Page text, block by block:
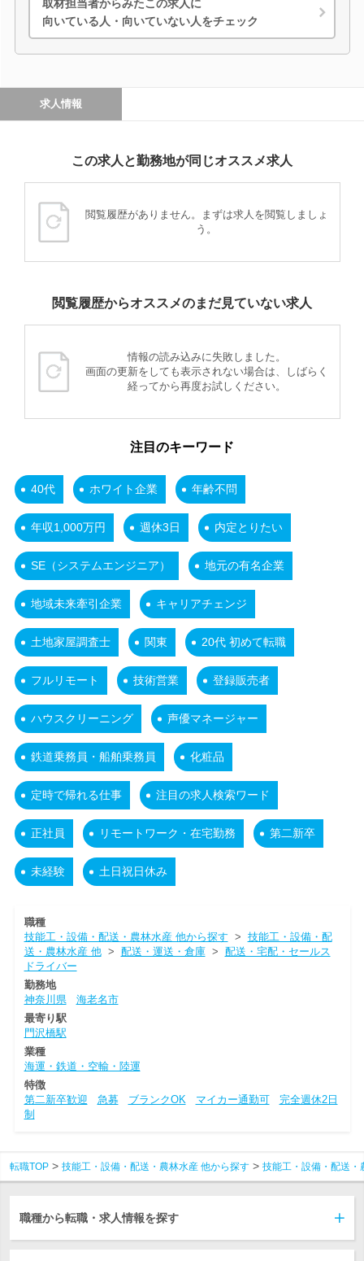
取材担当者からみたこの求人に
向いている人・向いていない人をチェック
求人情報
この求人と勤務地が同じオススメ求人
閲覧履歴がありません。まずは求人を閲覧しましょ
う。
閲覧履歴からオススメのまだ見ていない求人
情報の読み込みに失敗しました。
画面の更新をしても表示されない場合は、しばらく
経ってから再度お試しください。
注目のキーワード
40代 ホワイト企業 年齢不問
年収1,000万円 週休3日 内定とりたい
SE（システムエンジニア） 地元の有名企業
地域未来牽引企業 キャリアチェンジ
土地家屋調査士 関東 20代 初めて転職
フルリモート 技術営業 登録販売者
ハウスクリーニング 声優マネージャー
鉄道乗務員・船舶乗務員 化粧品
定時で帰れる仕事 注目の求人検索ワード
正社員 リモートワーク・在宅勤務 第二新卒
未経験 土日祝日休み
職種
技能工・設備・配送・農林水産 他から探す > 技能工・設備・配
送・農林水産 他> 配送・運送・倉庫> 配送・宅配・セールス
ドライバー
勤務地
神奈川県
海老名市
最寄り駅
門沢橋駅
業種
海運・鉄道・空輸・陸運
特徴
第二新卒歓迎
急募 ブランクOK マイカー通勤可
完全週休2日
制
転職TOP 技能工・設備・配送・農林水産 他から探す 技能工・設備・配送・
職種から転職・求人情報を探す